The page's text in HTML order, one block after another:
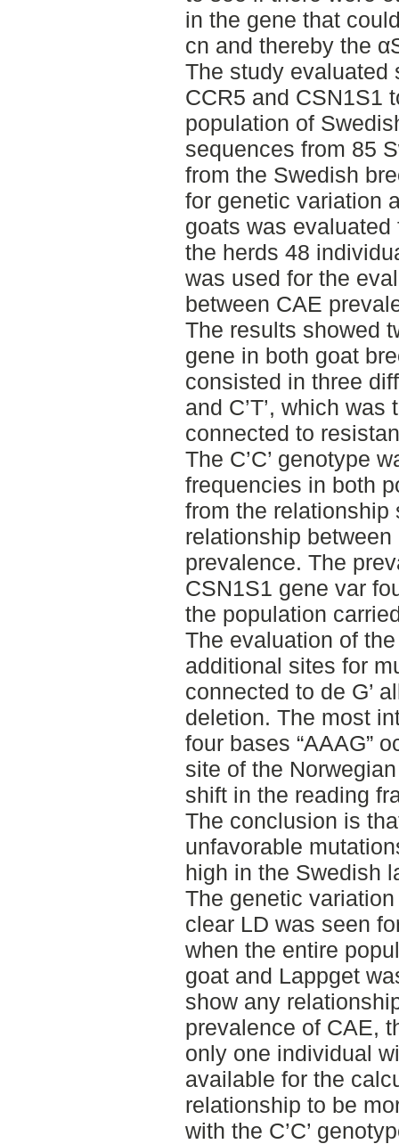
in the gene that
cn and thereby the
The study evaluated
CCR5 and CSN1S1
population of
sequences from 85
from the Swedish
for genetic variation
goats was
the herds 48
was used for the
between CAE
The results showed
gene in both goat
consisted in three
and C’T’, which
connected to
The C’C’ genotype
frequencies in both
from the relationship
relationship
prevalence. The
CSN1S1 gene var
the population
The evaluation of
additional sites for
connected to de G’
deletion. The most
four bases “AAAG”
site of the
shift in the reading
The conclusion is
unfavorable
high in the Swedish
The genetic
clear LD was seen
when the entire
goat and Lappget
show any
prevalence of CAE,
only one individual
available for the
relationship to be
with the C’C’